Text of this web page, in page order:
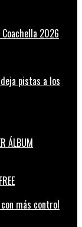
2026
pistas a los
ÁLBUM
más control